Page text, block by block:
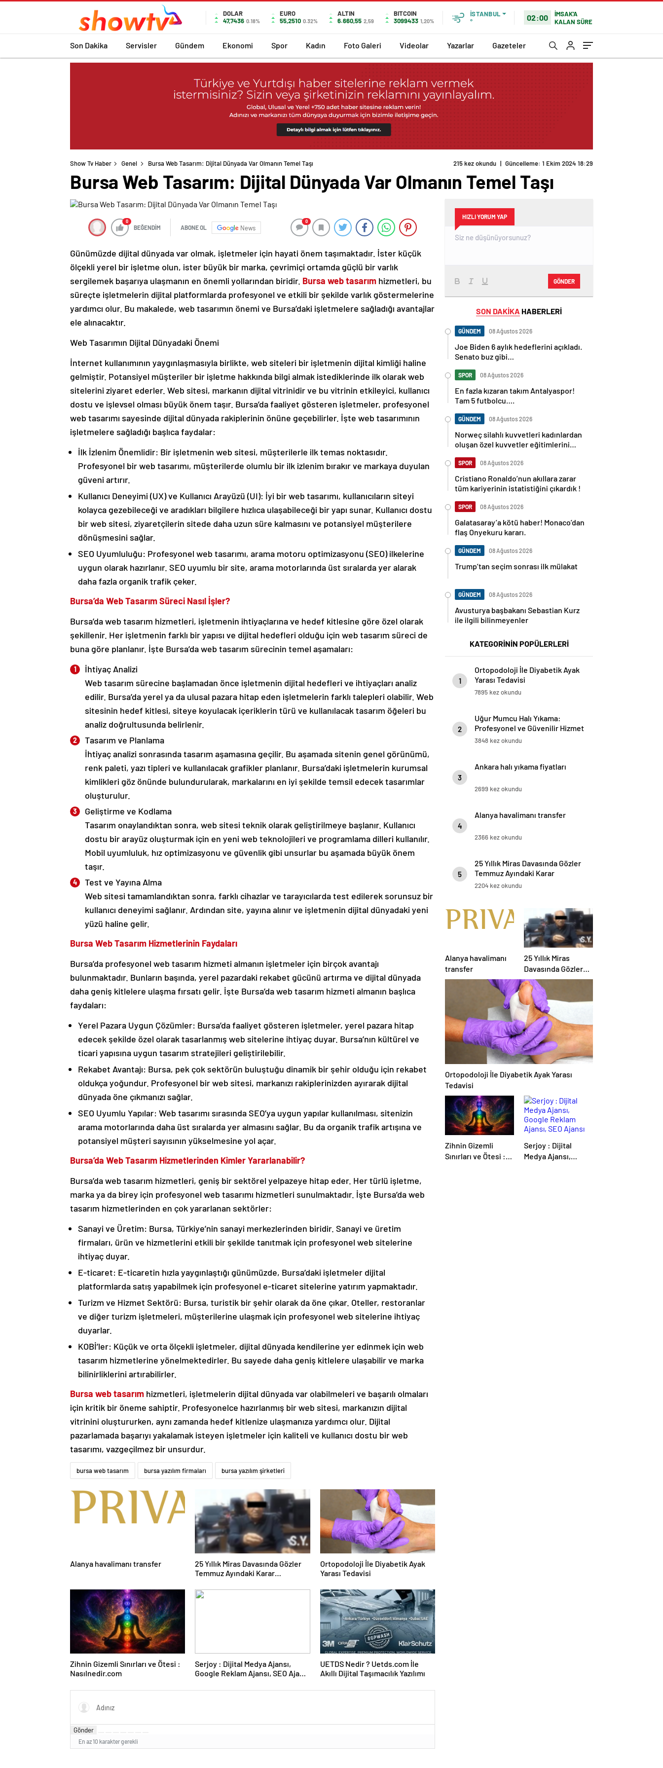
DOLAR
47,7436 0.18%
EURO
55,2510 0.32%
ALTIN
6.660,55 2,59
BITCOIN
3099433 1,20%
İSTANBUL
°
02:00
İMSAK'A
KALAN SÜRE
Son Dakika Servisler Gündem Ekonomi Spor Kadın Foto Galeri Videolar Yazarlar Gazeteler
Show Tv Haber Genel Bursa Web Tasarım: Dijital Dünyada Var Olmanın Temel Taşı 215 kez okundu | Güncelleme: 1 Ekim 2024 18:29
Bursa Web Tasarım: Dijital Dünyada Var Olmanın Temel Taşı
0
BEĞENDİM ABONE OL News
0
Günümüzde dijital dünyada var olmak, işletmeler için hayati önem taşımaktadır. İster küçük
ölçekli yerel bir işletme olun, ister büyük bir marka, çevrimiçi ortamda güçlü bir varlık
sergilemek başarıya ulaşmanın en önemli yollarından biridir. Bursa web tasarım hizmetleri, bu
süreçte işletmelerin dijital platformlarda profesyonel ve etkili bir şekilde varlık göstermelerine
yardımcı olur. Bu makalede, web tasarımın önemi ve Bursa’daki işletmelere sağladığı avantajlar
ele alınacaktır.
Web Tasarımın Dijital Dünyadaki Önemi
İnternet kullanımının yaygınlaşmasıyla birlikte, web siteleri bir işletmenin dijital kimliği haline
gelmiştir. Potansiyel müşteriler bir işletme hakkında bilgi almak istediklerinde ilk olarak web
sitelerini ziyaret ederler. Web sitesi, markanın dijital vitrinidir ve bu vitrinin etkileyici, kullanıcı
dostu ve işlevsel olması büyük önem taşır. Bursa’da faaliyet gösteren işletmeler, profesyonel
web tasarımı sayesinde dijital dünyada rakiplerinin önüne geçebilirler. İşte web tasarımının
işletmelere sağladığı başlıca faydalar:
İlk İzlenim Önemlidir: Bir işletmenin web sitesi, müşterilerle ilk temas noktasıdır.
Profesyonel bir web tasarımı, müşterilerde olumlu bir ilk izlenim bırakır ve markaya duyulan
güveni artırır.
Kullanıcı Deneyimi (UX) ve Kullanıcı Arayüzü (UI): İyi bir web tasarımı, kullanıcıların siteyi
kolayca gezebileceği ve aradıkları bilgilere hızlıca ulaşabileceği bir yapı sunar. Kullanıcı dostu
bir web sitesi, ziyaretçilerin sitede daha uzun süre kalmasını ve potansiyel müşterilere
dönüşmesini sağlar.
SEO Uyumluluğu: Profesyonel web tasarımı, arama motoru optimizasyonu (SEO) ilkelerine
uygun olarak hazırlanır. SEO uyumlu bir site, arama motorlarında üst sıralarda yer alarak
daha fazla organik trafik çeker.
Bursa’da Web Tasarım Süreci Nasıl İşler?
Bursa’da web tasarım hizmetleri, işletmenin ihtiyaçlarına ve hedef kitlesine göre özel olarak
şekillenir. Her işletmenin farklı bir yapısı ve dijital hedefleri olduğu için web tasarım süreci de
buna göre planlanır. İşte Bursa’da web tasarım sürecinin temel aşamaları:
İhtiyaç Analizi
Web tasarım sürecine başlamadan önce işletmenin dijital hedefleri ve ihtiyaçları analiz
edilir. Bursa’da yerel ya da ulusal pazara hitap eden işletmelerin farklı talepleri olabilir. Web
sitesinin hedef kitlesi, siteye koyulacak içeriklerin türü ve kullanılacak tasarım öğeleri bu
analiz doğrultusunda belirlenir.
Tasarım ve Planlama
İhtiyaç analizi sonrasında tasarım aşamasına geçilir. Bu aşamada sitenin genel görünümü,
renk paleti, yazı tipleri ve kullanılacak grafikler planlanır. Bursa’daki işletmelerin kurumsal
kimlikleri göz önünde bulundurularak, markalarını en iyi şekilde temsil edecek tasarımlar
oluşturulur.
Geliştirme ve Kodlama
Tasarım onaylandıktan sonra, web sitesi teknik olarak geliştirilmeye başlanır. Kullanıcı
dostu bir arayüz oluşturmak için en yeni web teknolojileri ve programlama dilleri kullanılır.
Mobil uyumluluk, hız optimizasyonu ve güvenlik gibi unsurlar bu aşamada büyük önem
taşır.
Test ve Yayına Alma
Web sitesi tamamlandıktan sonra, farklı cihazlar ve tarayıcılarda test edilerek sorunsuz bir
kullanıcı deneyimi sağlanır. Ardından site, yayına alınır ve işletmenin dijital dünyadaki yeni
yüzü haline gelir.
Bursa Web Tasarım Hizmetlerinin Faydaları
Bursa’da profesyonel web tasarım hizmeti almanın işletmeler için birçok avantajı
bulunmaktadır. Bunların başında, yerel pazardaki rekabet gücünü artırma ve dijital dünyada
daha geniş kitlelere ulaşma fırsatı gelir. İşte Bursa’da web tasarım hizmeti almanın başlıca
faydaları:
Yerel Pazara Uygun Çözümler: Bursa’da faaliyet gösteren işletmeler, yerel pazara hitap
edecek şekilde özel olarak tasarlanmış web sitelerine ihtiyaç duyar. Bursa’nın kültürel ve
ticari yapısına uygun tasarım stratejileri geliştirilebilir.
Rekabet Avantajı: Bursa, pek çok sektörün buluştuğu dinamik bir şehir olduğu için rekabet
oldukça yoğundur. Profesyonel bir web sitesi, markanızı rakiplerinizden ayırarak dijital
dünyada öne çıkmanızı sağlar.
SEO Uyumlu Yapılar: Web tasarımı sırasında SEO’ya uygun yapılar kullanılması, sitenizin
arama motorlarında daha üst sıralarda yer almasını sağlar. Bu da organik trafik artışına ve
potansiyel müşteri sayısının yükselmesine yol açar.
Bursa’da Web Tasarım Hizmetlerinden Kimler Yararlanabilir?
Bursa’da web tasarım hizmetleri, geniş bir sektörel yelpazeye hitap eder. Her türlü işletme,
marka ya da birey için profesyonel web tasarımı hizmetleri sunulmaktadır. İşte Bursa’da web
tasarım hizmetlerinden en çok yararlanan sektörler:
Sanayi ve Üretim: Bursa, Türkiye’nin sanayi merkezlerinden biridir. Sanayi ve üretim
firmaları, ürün ve hizmetlerini etkili bir şekilde tanıtmak için profesyonel web sitelerine
ihtiyaç duyar.
E-ticaret: E-ticaretin hızla yaygınlaştığı günümüzde, Bursa’daki işletmeler dijital
platformlarda satış yapabilmek için profesyonel e-ticaret sitelerine yatırım yapmaktadır.
Turizm ve Hizmet Sektörü: Bursa, turistik bir şehir olarak da öne çıkar. Oteller, restoranlar
ve diğer turizm işletmeleri, müşterilerine ulaşmak için profesyonel web sitelerine ihtiyaç
duyarlar.
KOBİ’ler: Küçük ve orta ölçekli işletmeler, dijital dünyada kendilerine yer edinmek için web
tasarım hizmetlerine yönelmektedirler. Bu sayede daha geniş kitlelere ulaşabilir ve marka
bilinirliklerini artırabilirler.
Bursa web tasarım hizmetleri, işletmelerin dijital dünyada var olabilmeleri ve başarılı olmaları
için kritik bir öneme sahiptir. Profesyonelce hazırlanmış bir web sitesi, markanızın dijital
vitrinini oluştururken, aynı zamanda hedef kitlenize ulaşmanıza yardımcı olur. Dijital
pazarlamada başarıyı yakalamak isteyen işletmeler için kaliteli ve kullanıcı dostu bir web
tasarımı, vazgeçilmez bir unsurdur.
bursa web tasarım bursa yazılım firmaları bursa yazılım şirketleri
Alanya havalimanı transfer
25 Yıllık Miras Davasında Gözler
Temmuz Ayındaki Karar
Ortopodoloji İle Diyabetik Ayak
Yarası Tedavisi
Zihnin Gizemli Sınırları ve Ötesi :
Nasılnedir.com
Serjoy : Dijital Medya Ajansı,
Google Reklam Ajansı, SEO Ajansı
UETDS Nedir ? Uetds.com İle
Akıllı Dijital Taşımacılık Yazılımı
Gönder
En az 10 karakter gerekli
HIZLI YORUM YAP
GÖNDER
SON DAKİKA HABERLERİ
GÜNDEM 08 Ağustos 2026
Joe Biden 6 aylık hedeflerini açıkladı.
Senato buz gibi…
SPOR 08 Ağustos 2026
En fazla kızaran takım Antalyaspor!
Tam 5 futbolcu….
GÜNDEM 08 Ağustos 2026
Norweç silahlı kuvvetleri kadınlardan
oluşan özel kuvvetler eğitimlerini
SPOR 08 Ağustos 2026
Cristiano Ronaldo’nun akıllara zarar
tüm kariyerinin istatistiğini çıkardık !
SPOR 08 Ağustos 2026
Galatasaray’a kötü haber! Monaco’dan
flaş Onyekuru kararı.
GÜNDEM 08 Ağustos 2026
Trump’tan seçim sonrası ilk mülakat
GÜNDEM 08 Ağustos 2026
Avusturya başbakanı Sebastian Kurz
ile ilgili bilinmeyenler
KATEGORİNİN POPÜLERLERİ
1
Ortopodoloji İle Diyabetik Ayak
Yarası Tedavisi
7895 kez okundu
2
Uğur Mumcu Halı Yıkama:
Profesyonel ve Güvenilir Hizmet
3848 kez okundu
3
Ankara halı yıkama fiyatları
2699 kez okundu
4
Alanya havalimanı transfer
2366 kez okundu
5
25 Yıllık Miras Davasında Gözler
Temmuz Ayındaki Karar
Duruşmasına Çevrildi
2204 kez okundu
Alanya havalimanı
transfer
25 Yıllık Miras
Davasında Gözler
Temmuz Ayındaki
Karar Duruşmasına
Çevrildi
Ortopodoloji İle Diyabetik Ayak Yarası
Tedavisi
Zihnin Gizemli
Sınırları ve Ötesi :
Serjoy : Dijital
Medya Ajansı,